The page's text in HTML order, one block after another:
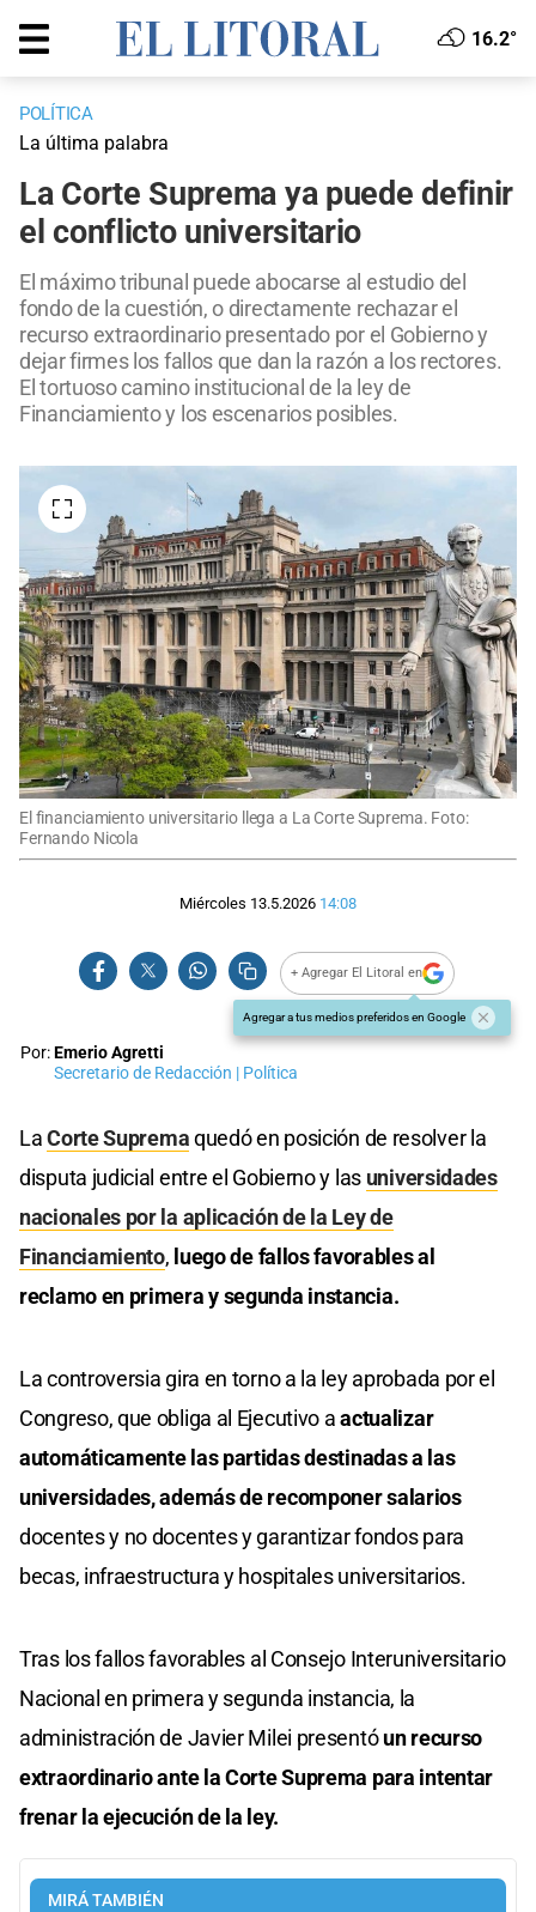
16.2°
POLÍTICA
La última palabra
La Corte Suprema ya puede definir
el conflicto universitario
El máximo tribunal puede abocarse al estudio del
fondo de la cuestión, o directamente rechazar el
recurso extraordinario presentado por el Gobierno y
dejar firmes los fallos que dan la razón a los rectores.
El tortuoso camino institucional de la ley de
Financiamiento y los escenarios posibles.
El financiamiento universitario llega a La Corte Suprema. Foto:
Fernando Nicola
Miércoles 13.5.2026 14:08
+ Agregar El Litoral en
Agregar a tus medios preferidos en Google
Por:Emerio Agretti
Secretario de Redacción | Política
LaCorte Supremaquedó en posición de resolver la
disputa judicial entre el Gobierno y las universidades
nacionales por la aplicación de la Ley de
Financiamiento, luego de fallos favorables al
reclamo en primera y segunda instancia.
La controversia gira en torno a la ley aprobada por el
Congreso, que obliga al Ejecutivo aactualizar
automáticamente las partidas destinadas a las
universidades, además de recomponer salarios
docentes y no docentes y garantizar fondos para
becas, infraestructura y hospitales universitarios.
Tras los fallos favorables al Consejo Interuniversitario
Nacional en primera y segunda instancia, la
administración de Javier Milei presentóun recurso
extraordinario ante la Corte Suprema para intentar
frenar la ejecución de la ley.
MIRÁ TAMBIÉN